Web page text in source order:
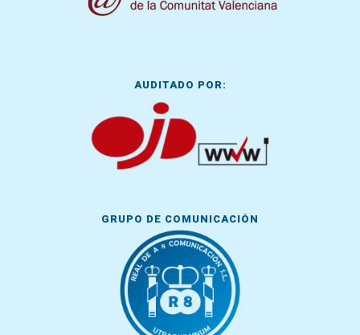
AUDITADO POR:
GRUPO DE COMUNICACIÓN